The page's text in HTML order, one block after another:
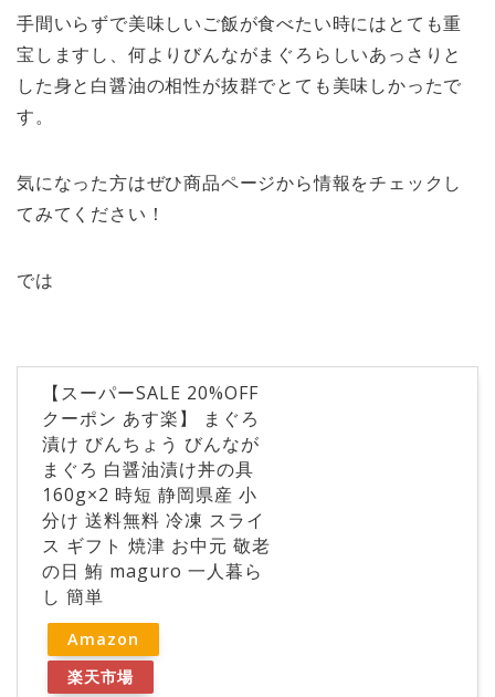
手間いらずで美味しいご飯が食べたい時にはとても重
宝しますし、何よりびんながまぐろらしいあっさりと
した身と白醤油の相性が抜群でとても美味しかったで
す。
気になった方はぜひ商品ページから情報をチェックし
てみてください！
では
【スーパーSALE 20%OFF
クーポン あす楽】 まぐろ
漬け びんちょう びんなが
まぐろ 白醤油漬け丼の具
160g×2 時短 静岡県産 小
分け 送料無料 冷凍 スライ
ス ギフト 焼津 お中元 敬老
の日 鮪 maguro 一人暮ら
し 簡単
Amazon
楽天市場